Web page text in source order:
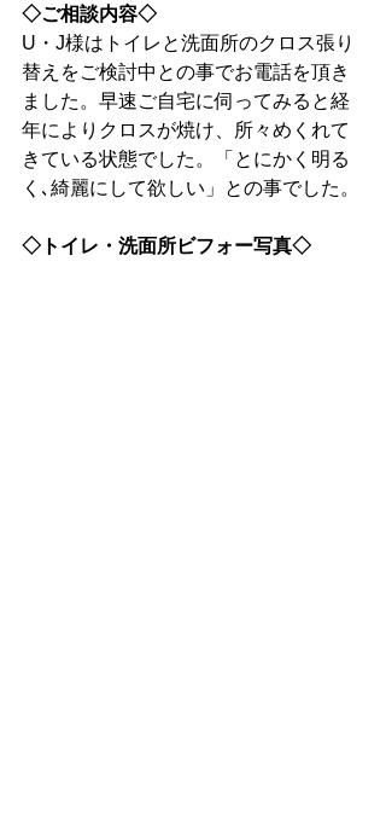
◇ご相談内容◇
U・J様はトイレと洗面所のクロス張り
替えをご検討中との事でお電話を頂き
ました。早速ご自宅に伺ってみると経
年によりクロスが焼け、所々めくれて
きている状態でした。「とにかく明る
く､綺麗にして欲しい」との事でした。
◇トイレ・洗面所ビフォー写真◇